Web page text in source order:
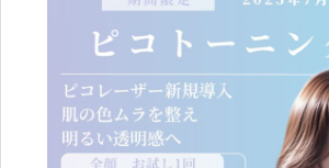
Online
ブログ